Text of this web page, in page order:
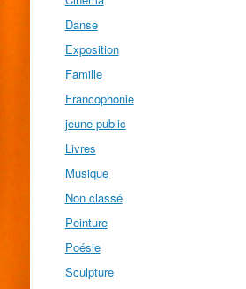
Danse
Exposition
Famille
Francophonie
jeune public
Livres
Musique
Non classé
Peinture
Poésie
Sculpture